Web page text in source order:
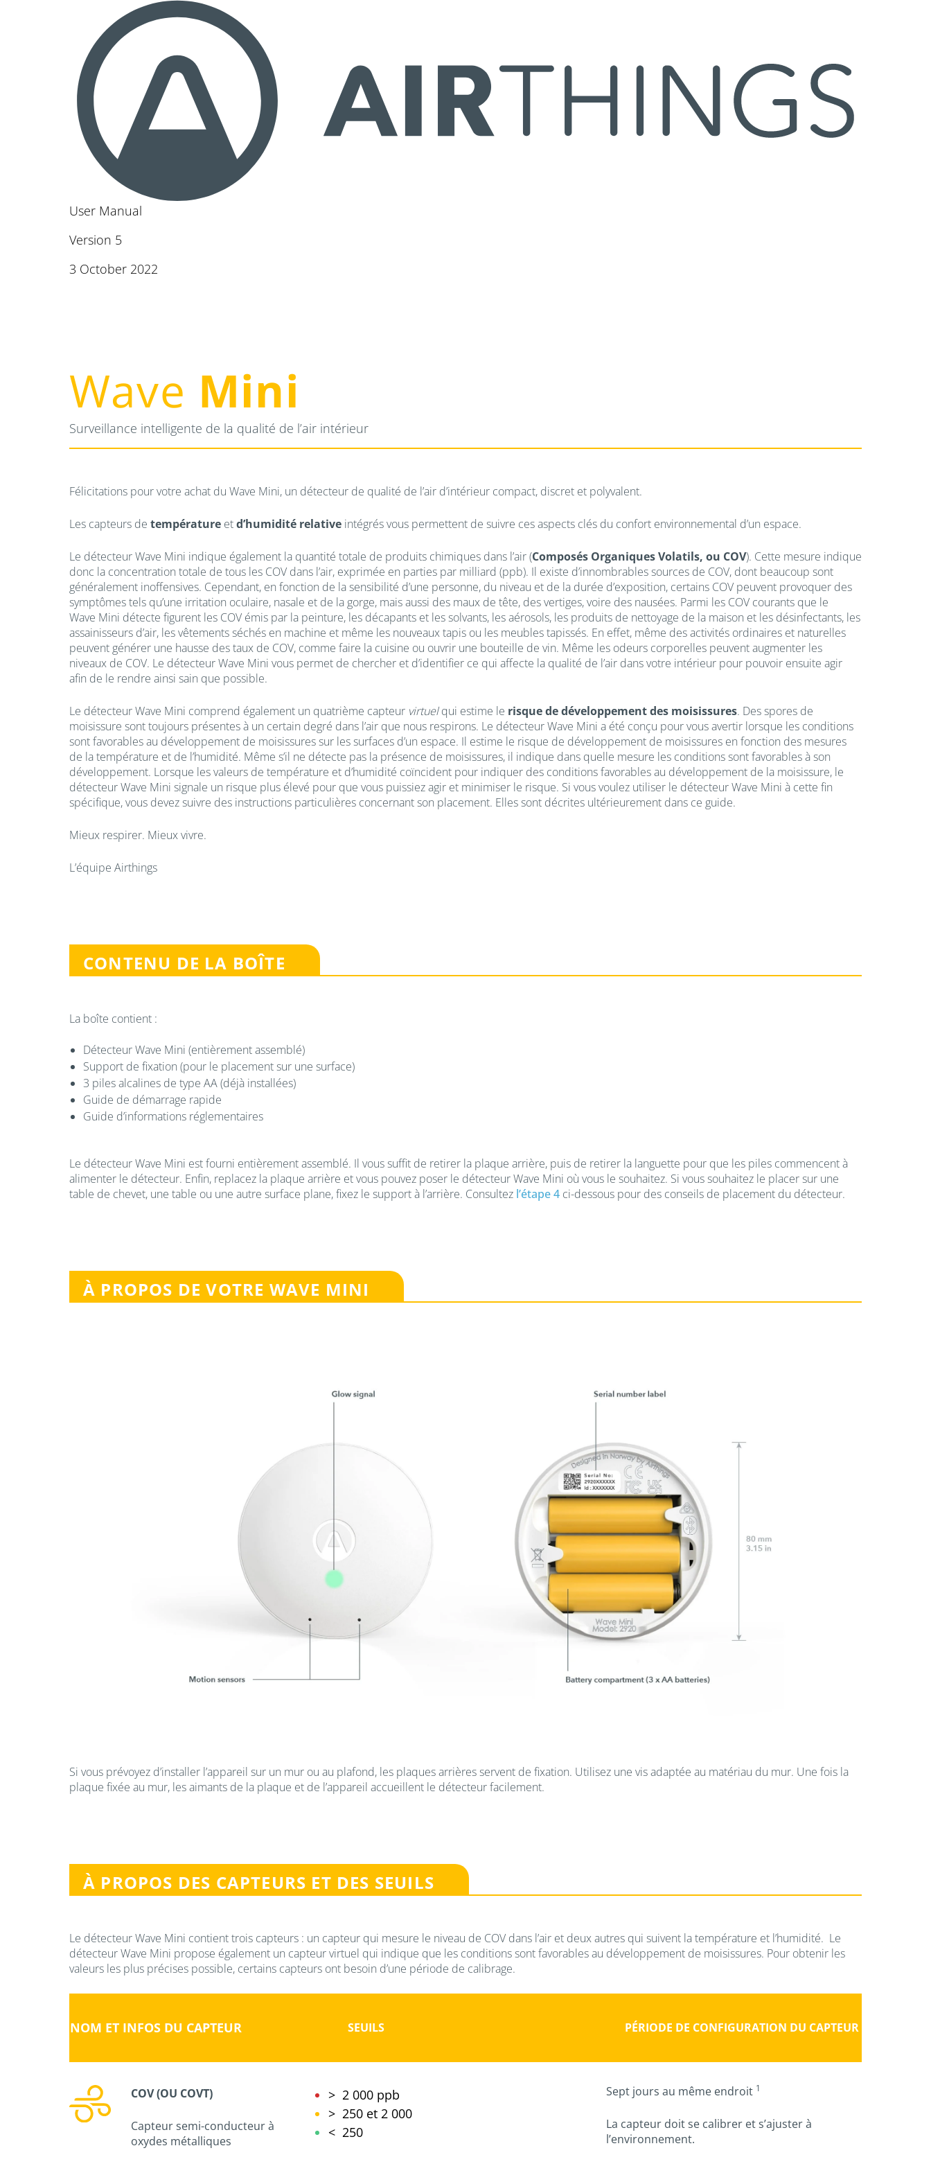
User Manual
Version 5
3 October 2022
Wave Mini
Surveillance intelligente de la qualité de l’air intérieur
Félicitations pour votre achat du Wave Mini, un détecteur de qualité de l’air d’intérieur compact, discret et polyvalent.
Les capteurs de température etd’humidité relative intégrés vous permettent de suivre ces aspects clés du confort environnemental d’un espace.
Le détecteur Wave Mini indique également la quantité totale de produits chimiques dans l’air (Composés Organiques Volatils, ou COV). Cette mesure indique
donc la concentration totale de tous les COV dans l’air, exprimée en parties par milliard (ppb). Il existe d’innombrables sources de COV, dont beaucoup sont
généralement inoffensives. Cependant, en fonction de la sensibilité d’une personne, du niveau et de la durée d’exposition, certains COV peuvent provoquer des
symptômes tels qu’une irritation oculaire, nasale et de la gorge, mais aussi des maux de tête, des vertiges, voire des nausées. Parmi les COV courants que le
Wave Mini détecte figurent les COV émis par la peinture, les décapants et les solvants, les aérosols, les produits de nettoyage de la maison et les désinfectants, les
assainisseurs d’air, les vêtements séchés en machine et même les nouveaux tapis ou les meubles tapissés. En effet, même des activités ordinaires et naturelles
peuvent générer une hausse des taux de COV, comme faire la cuisine ou ouvrir une bouteille de vin. Même les odeurs corporelles peuvent augmenter les
niveaux de COV. Le détecteur Wave Mini vous permet de chercher et d’identifier ce qui affecte la qualité de l’air dans votre intérieur pour pouvoir ensuite agir
afin de le rendre ainsi sain que possible.
Le détecteur Wave Mini comprend également un quatrième capteur virtuelqui estime le risque de développement des moisissures. Des spores de
moisissure sont toujours présentes à un certain degré dans l’air que nous respirons. Le détecteur Wave Mini a été conçu pour vous avertir lorsque les conditions
sont favorables au développement de moisissures sur les surfaces d’un espace. Il estime le risque de développement de moisissures en fonction des mesures
de la température et de l’humidité. Même s’il ne détecte pas la présence de moisissures, il indique dans quelle mesure les conditions sont favorables à son
développement. Lorsque les valeurs de température et d’humidité coïncident pour indiquer des conditions favorables au développement de la moisissure, le
détecteur Wave Mini signale un risque plus élevé pour que vous puissiez agir et minimiser le risque. Si vous voulez utiliser le détecteur Wave Mini à cette fin
spécifique, vous devez suivre des instructions particulières concernant son placement. Elles sont décrites ultérieurement dans ce guide.
Mieux respirer. Mieux vivre.
L’équipe Airthings
CONTENU DE LA BOÎTE
La boîte contient :
Détecteur Wave Mini (entièrement assemblé)
Support de fixation (pour le placement sur une surface)
3 piles alcalines de type AA (déjà installées)
Guide de démarrage rapide
Guide d’informations réglementaires
Le détecteur Wave Mini est fourni entièrement assemblé. Il vous suffit de retirer la plaque arrière, puis de retirer la languette pour que les piles commencent à
alimenter le détecteur. Enfin, replacez la plaque arrière et vous pouvez poser le détecteur Wave Mini où vous le souhaitez. Si vous souhaitez le placer sur une
table de chevet, une table ou une autre surface plane, fixez le support à l’arrière. Consultez l’étape 4 ci-dessous pour des conseils de placement du détecteur.
À PROPOS DE VOTRE WAVE MINI
Si vous prévoyez d’installer l’appareil sur un mur ou au plafond, les plaques arrières servent de fixation. Utilisez une vis adaptée au matériau du mur. Une fois la
plaque fixée au mur, les aimants de la plaque et de l’appareil accueillent le détecteur facilement.
À PROPOS DES CAPTEURS ET DES SEUILS
Le détecteur Wave Mini contient trois capteurs : un capteur qui mesure le niveau de COV dans l’air et deux autres qui suivent la température et l’humidité. Le
détecteur Wave Mini propose également un capteur virtuel qui indique que les conditions sont favorables au développement de moisissures. Pour obtenir les
valeurs les plus précises possible, certains capteurs ont besoin d’une période de calibrage.
NOM ET INFOS DU CAPTEUR SEUILS PÉRIODE DE CONFIGURATION DU CAPTEUR
COV (OU COVT)
Capteur semi-conducteur à
oxydes métalliques
> 2 000 ppb
> 250 et 2 000
< 250
Sept jours au même endroit 1
La capteur doit se calibrer et s’ajuster à
l’environnement.